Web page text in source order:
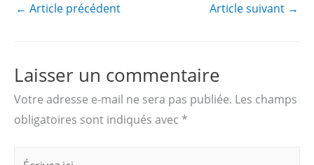
← Article précédent Article suivant →
Laisser un commentaire
Votre adresse e-mail ne sera pas publiée. Les champs
obligatoires sont indiqués avec *
Écrivez